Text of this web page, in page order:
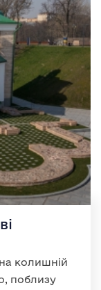
колишній
поблизу